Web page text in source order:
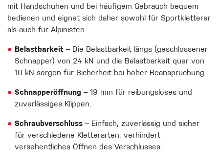
mit Handschuhen und bei häufigem Gebrauch bequem
bedienen und eignet sich daher sowohl für Sportkletterer
als auch für Alpinisten.
● Belastbarkeit – Die Belastbarkeit längs (geschlossener
Schnapper) von 24 kN und die Belastbarkeit quer von
10 kN sorgen für Sicherheit bei hoher Beanspruchung.
● Schnapperöffnung – 19 mm für reibungsloses und
zuverlässiges Klippen.
● Schraubverschluss – Einfach, zuverlässig und sicher
für verschiedene Kletterarten, verhindert
versehentliches Öffnen des Verschlusses.